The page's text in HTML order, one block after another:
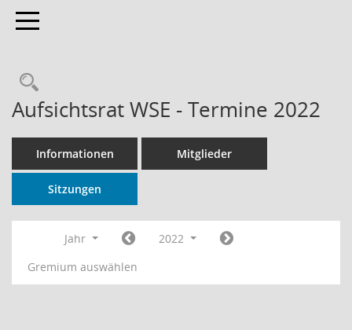
Toggle navigation
Rechercheauswahl
Aufsichtsrat WSE - Termine 2022
Informationen Mitglieder
Sitzungen
Jahr
2022
Gremium auswählen